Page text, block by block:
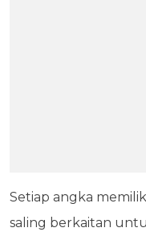
Setiap angka
saling berkaitan